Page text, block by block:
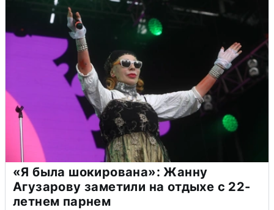
«Я была шокирована»: Жанну
Агузарову заметили на отдыхе с 22-
летнем парнем